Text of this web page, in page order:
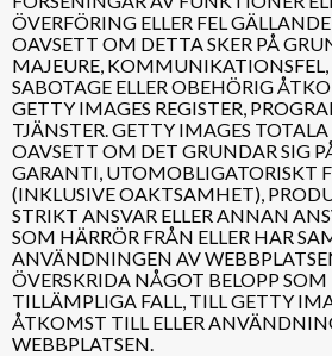
ÖVERFÖRING ELLER FEL
OAVSETT OM DETTA SKER PÅ
MAJEURE, KOMMUNIKATIONSFEL,
SABOTAGE ELLER OBEHÖRIG
GETTY IMAGES REGISTER,
TJÄNSTER. GETTY IMAGES TOTALA
OAVSETT OM DET GRUNDAR SIG
GARANTI, UTOMOBLIGATORISKT
(INKLUSIVE OAKTSAMHET),
STRIKT ANSVAR ELLER ANNAN
SOM HÄRRÖR FRÅN ELLER HAR
ANVÄNDNINGEN AV
ÖVERSKRIDA NÅGOT BELOPP SOM
TILLÄMPLIGA FALL, TILL GETTY
ÅTKOMST TILL ELLER
WEBBPLATSEN.